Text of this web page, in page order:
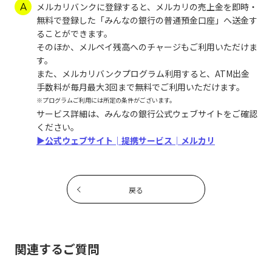
メルカリバンクに登録すると、メルカリの売上金を即時・
無料で登録した「みんなの銀行の普通預金口座」へ送金す
ることができます。
そのほか、メルペイ残高へのチャージもご利用いただけま
す。
また、メルカリバンクプログラム利用すると、ATM出金
手数料が毎月最大3回まで無料でご利用いただけます。
※プログラムご利用には所定の条件がございます。
サービス詳細は、みんなの銀行公式ウェブサイトをご確認
ください。
▶公式ウェブサイト│提携サービス│メルカリ
戻る
関連するご質問